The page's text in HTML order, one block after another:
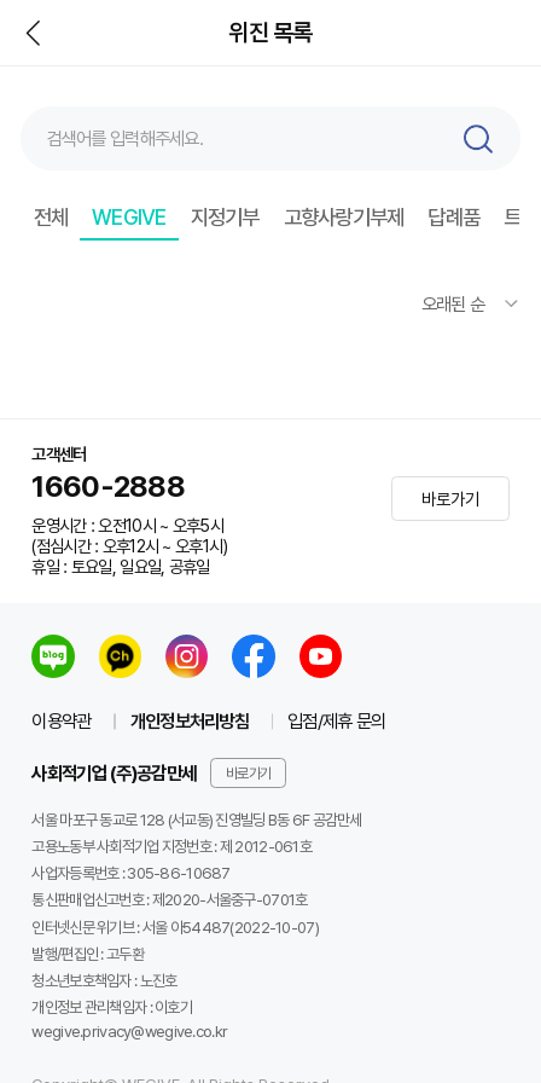
뒤
위진 목록
색
전체 WEGIVE 지정기부 고향사랑기부제 답례품 트
고객센터
1660-2888
운영시간 : 오전10시 ~ 오후5시
(점심시간 : 오후12시 ~ 오후1시)
휴일 : 토요일, 일요일, 공휴일
바로가기
이용약관 개인정보처리방침 입점/제휴 문의
사회적기업 (주)공감만세 바로가기
서울 마포구 동교로 128 (서교동) 진영빌딩 B동 6F 공감만세
고용노동부 사회적기업 지정번호 : 제 2012-061호
사업자등록번호 :305-86-10687
통신판매업신고번호 :제2020-서울중구-0701호
인터넷신문 위기브 :서울 아54487(2022-10-07)
발행/편집인 :고두환
청소년보호책임자 :노진호
개인정보 관리책임자 :이호기
wegive.privacy@wegive.co.kr